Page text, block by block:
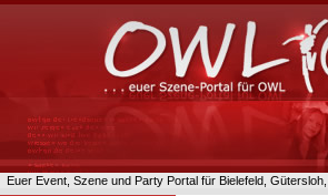
Euer Event, Szene und Party Portal für Bielefeld,